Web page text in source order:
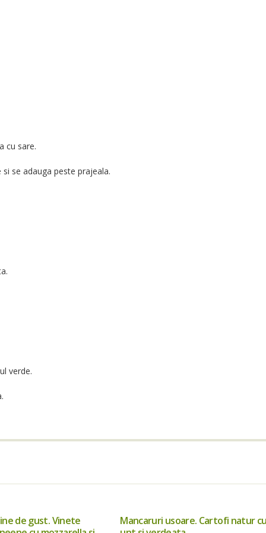
cu sare.
se adauga peste prajeala.
verde.
de gust. Vinete
Mancaruri usoare. Cartofi natur